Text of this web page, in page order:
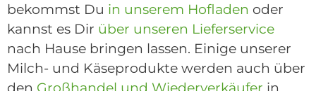
bekommst Du in unserem Hofladen oder
kannst es Dir über unseren Lieferservice
nach Hause bringen lassen. Einige unserer
Milch- und Käseprodukte werden auch über
den Großhandel und Wiederverkäufer in